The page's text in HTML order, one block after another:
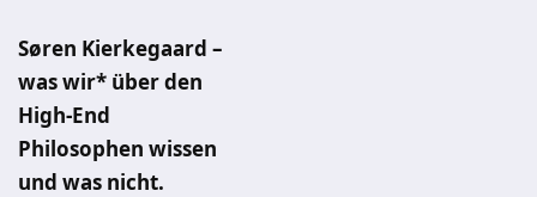
Søren Kierkegaard –
was wir* über den
High-End
Philosophen wissen
und was nicht.